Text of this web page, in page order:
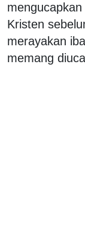
Kristen
merayakan
memang